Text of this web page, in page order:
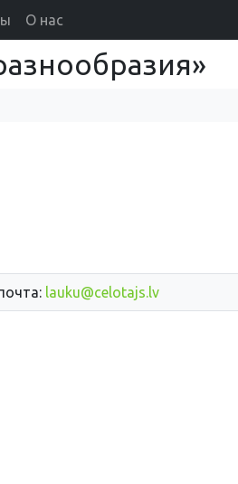
О нас
lauku@celotajs.lv